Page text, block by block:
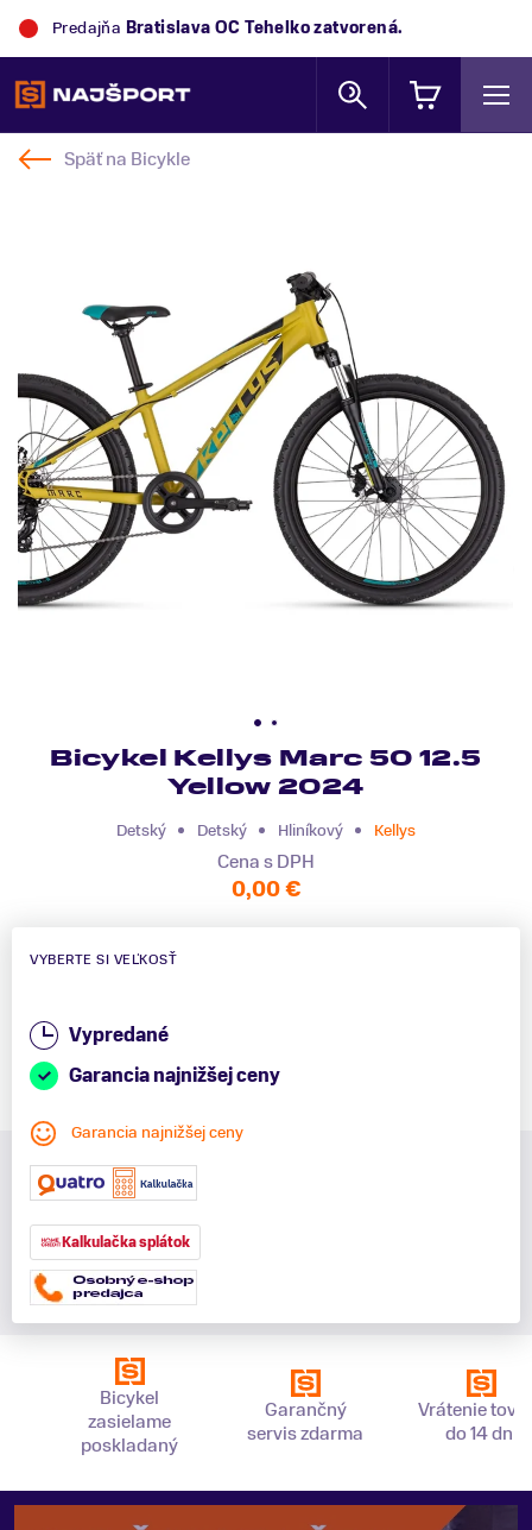
Predajňa Bratislava OC Tehelkozatvorená.
Späť na Bicykle
Bicykel Kellys Marc 50 12.5
Yellow 2024
Detský Detský Hliníkový Kellys
Cena s DPH
0,00 €
VYBERTE SI VEĽKOSŤ
Vypredané
Garancia najnižšej ceny
Garancia najnižšej ceny
Kalkulačka splátok
Bicykel
zasielame
poskladaný
Garančný
servis zdarma
Vrátenie
do 14 dní